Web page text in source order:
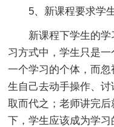
5、新课程要求学生
新课程下学生的学
习方式中，学生只是
一个学习的个体，而
生自己去动手操作、
取而代之；老师讲完后
下，学生应该成为学习